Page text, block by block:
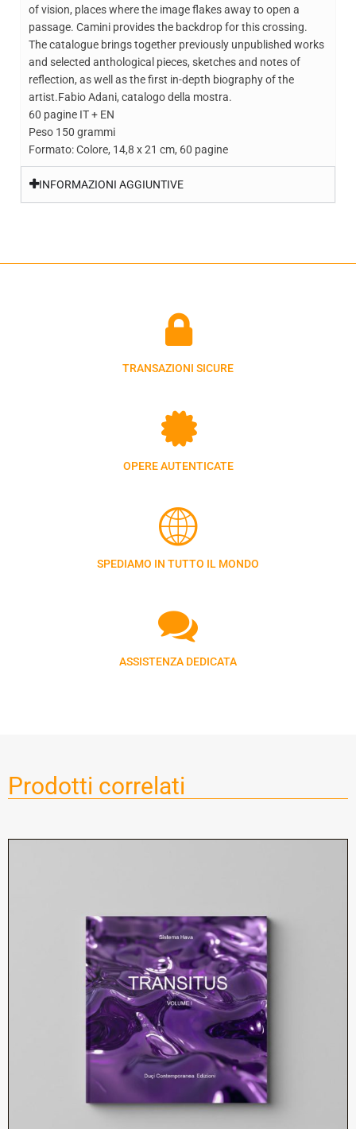
of vision, places where the image flakes away to open a
passage. Camini provides the backdrop for this crossing.
The catalogue brings together previously unpublished works
and selected anthological pieces, sketches and notes of
reflection, as well as the first in-depth biography of the
artist.Fabio Adani, catalogo della mostra.
60 pagine IT + EN
Peso 150 grammi
Formato: Colore, 14,8 x 21 cm, 60 pagine
INFORMAZIONI AGGIUNTIVE
TRANSAZIONI SICURE
OPERE AUTENTICATE
SPEDIAMO IN TUTTO IL MONDO
ASSISTENZA DEDICATA
Prodotti correlati